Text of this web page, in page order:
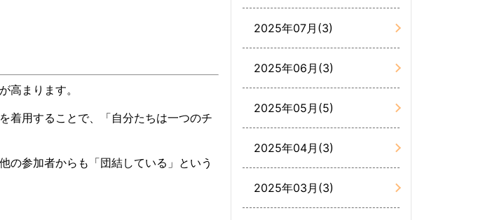
高まります。
着用することで、「自分たちは一つのチ
の参加者からも「団結している」という
2025年07月(3)
2025年06月(3)
2025年05月(5)
2025年04月(3)
2025年03月(3)